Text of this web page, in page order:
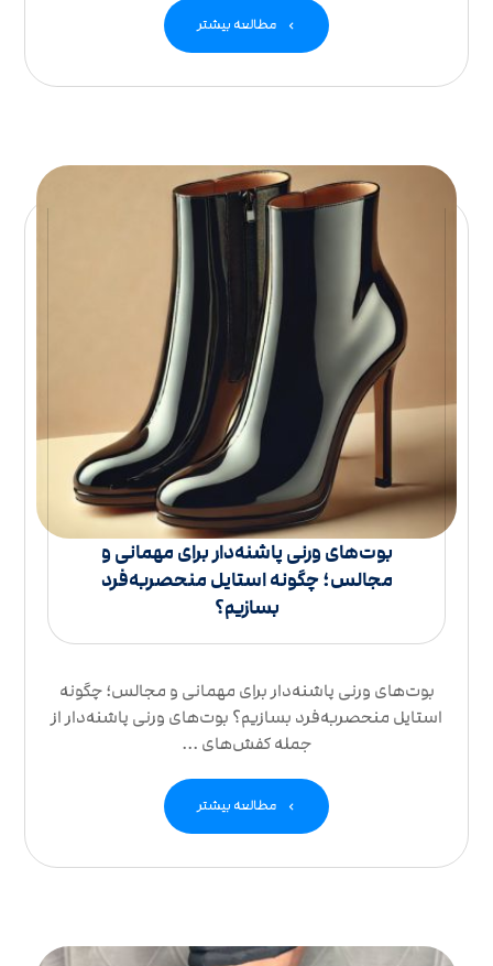
مطالعه بیشتر
بوت‌های ورنی پاشنه‌دار برای مهمانی و
مجالس؛ چگونه استایل منحصربه‌فرد
بسازیم؟
بوت‌های ورنی پاشنه‌دار برای مهمانی و مجالس؛ چگونه
استایل منحصربه‌فرد بسازیم؟ بوت‌های ورنی پاشنه‌دار از
جمله کفش‌های ...
مطالعه بیشتر